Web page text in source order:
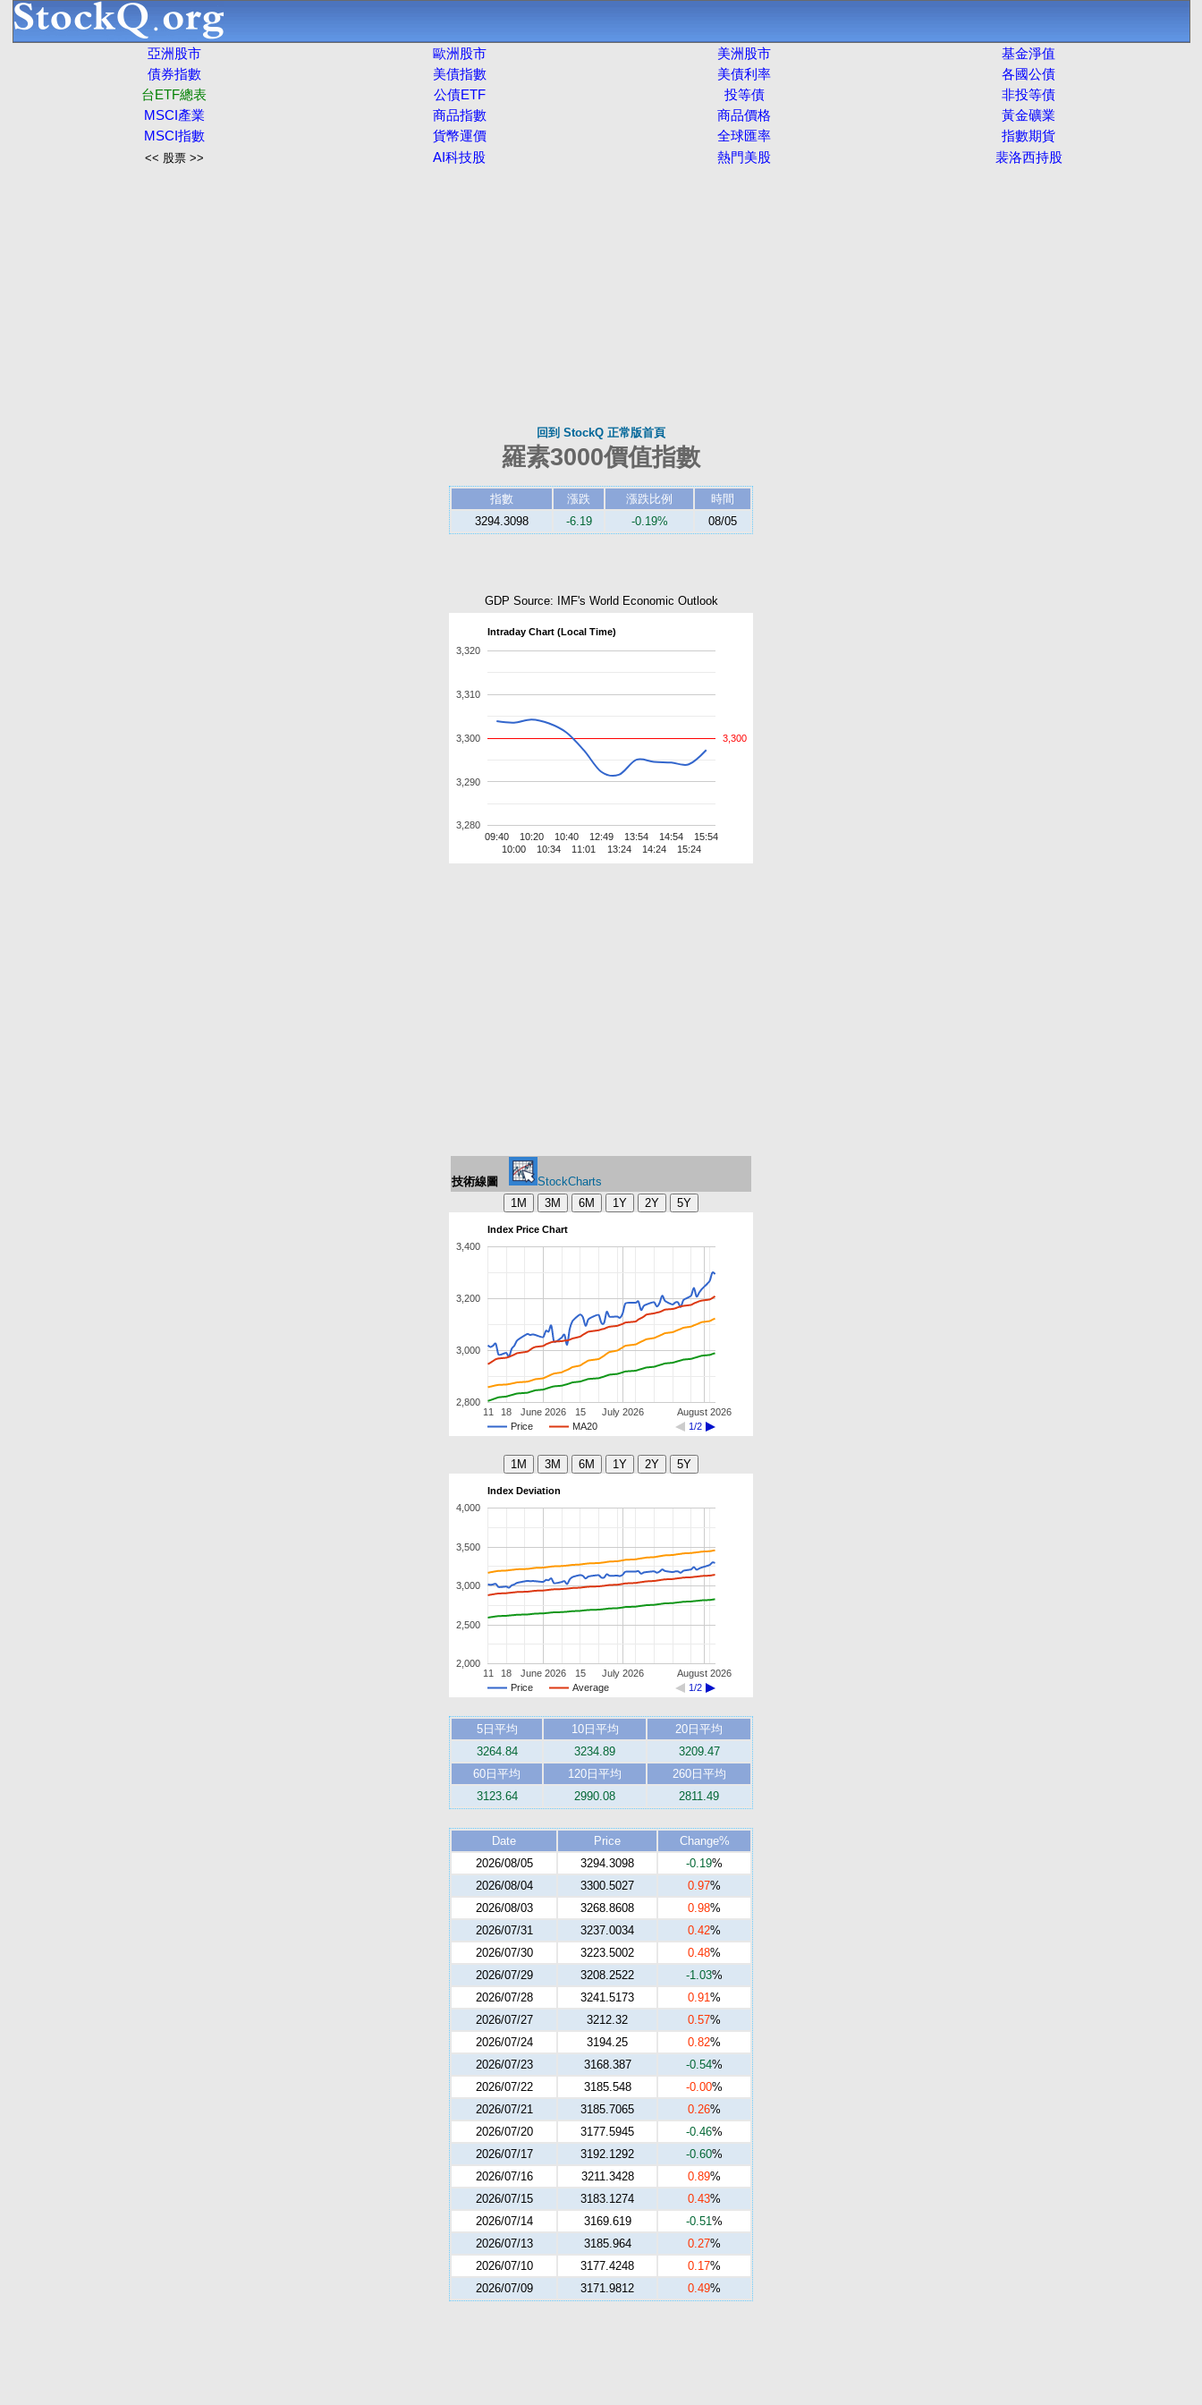
亞洲股市 歐洲股市 美洲股市
基金淨值
債券指數
美債指數 美債利率
各國公債
台ETF總表
公債ETF 投等債
非投等債
MSCI產業
商品指數 商品價格
黃金礦業
MSCI指數
貨幣運價 全球匯率 指數期貨
<< 股票 >> AI科技股 熱門美股 裴洛西持股
回到 StockQ 正常版首頁
羅素3000價值指數
指數 漲跌 漲跌比例
時間
3294.3098
-6.19 -0.19% 08/05
GDP Source: IMF's World Economic Outlook
Intraday Chart (Local Time)
09:40
10:00
10:20
10:34
10:40
11:01
12:49
13:24
13:54
14:24
14:54
15:24
15:54
3,280
3,290
3,300
3,310
3,320
3,300
技術線圖 StockCharts
Index Price Chart
Price MA20 1/2
June 2026 July 2026 August 2026
11 18 15
2,800
3,000
3,200
3,400
Index Deviation
Price Average 1/2
June 2026 July 2026 August 2026
11 18 15
2,000
2,500
3,000
3,500
4,000
5日平均 10日平均
20日平均
3264.84
3234.89
3209.47
60日平均
120日平均
260日平均
3123.64
2990.08 2811.49
Date Price
Change%
2026/08/05
3294.3098 -0.19%
2026/08/04
3300.5027 0.97%
2026/08/03
3268.8608 0.98%
2026/07/31
3237.0034 0.42%
2026/07/30
3223.5002 0.48%
2026/07/29
3208.2522 -1.03%
2026/07/28
3241.5173 0.91%
2026/07/27
3212.32 0.57%
2026/07/24
3194.25 0.82%
2026/07/23
3168.387 -0.54%
2026/07/22
3185.548 -0.00%
2026/07/21
3185.7065 0.26%
2026/07/20
3177.5945 -0.46%
2026/07/17
3192.1292 -0.60%
2026/07/16
3211.3428 0.89%
2026/07/15
3183.1274 0.43%
2026/07/14
3169.619 -0.51%
2026/07/13
3185.964 0.27%
2026/07/10
3177.4248 0.17%
2026/07/09
3171.9812 0.49%